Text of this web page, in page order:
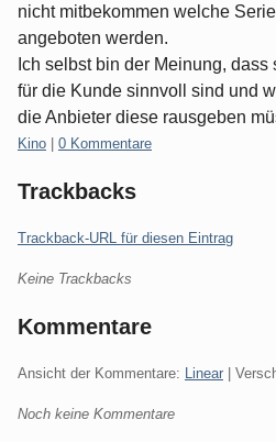
nicht mitbekommen welche
angeboten werden.
Ich selbst bin der Meinung,
für die Kunde sinnvoll sind und
die Anbieter diese rausgeben
Kategorien:
Kino 0 Kommentare
Trackbacks
Trackback-URL für diesen Eintrag
Keine Trackbacks
Kommentare
Ansicht der Kommentare: Linear |
Noch keine Kommentare